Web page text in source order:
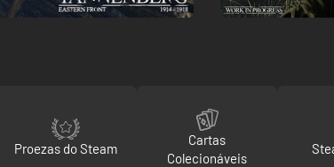
Proezas do Steam
Cartas
Colecionáveis